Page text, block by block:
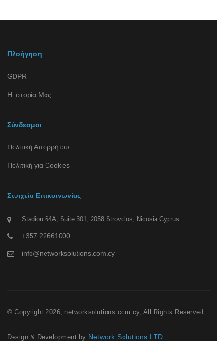
Πλοήγηση
GDPR
Η Ιστορία Μας
Σύνδεσμοι
Πολιτική Απορρήτου
Πολιτική για Cookies
Στοιχεία Επικοινωνίας
Stadiou 64A, Suite 301, 2058 Strovolos, Nicosia Cyprus
+357 22661000
info@networksolutions.com.cy
© Copyright 2026, networksolutions.com.cy, All Rights Reserved
Design & Development by Network Solutions LTD